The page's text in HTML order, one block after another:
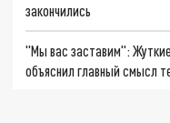
закончились
"Мы вас заставим":
объяснил главный смысл